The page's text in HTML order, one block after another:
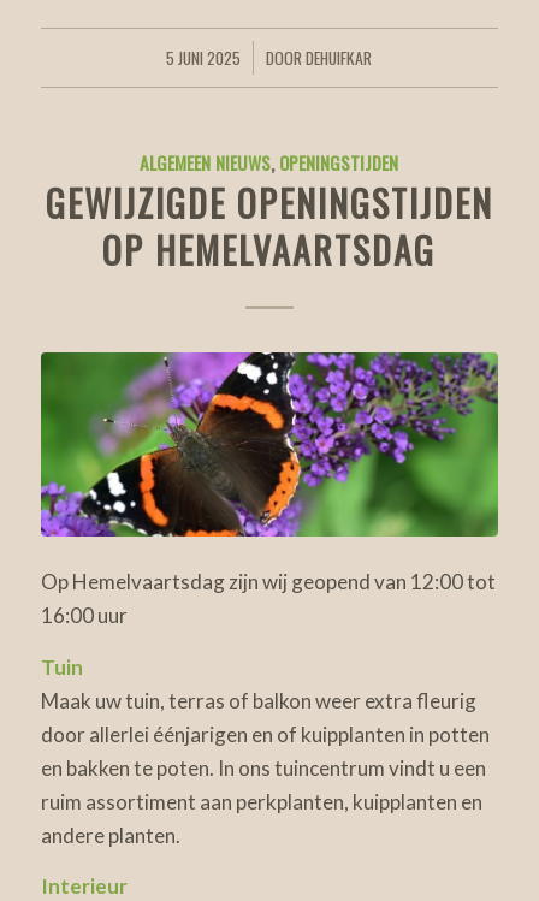
5 JUNI 2025
/ DOORDEHUIFKAR
ALGEMEEN NIEUWS,OPENINGSTIJDEN
GEWIJZIGDE OPENINGSTIJDEN
OP HEMELVAARTSDAG
Op Hemelvaartsdag zijn wij geopend van 12:00 tot
16:00 uur
Tuin
Maak uw tuin, terras of balkon weer extra fleurig
door allerlei éénjarigen en of kuipplanten in potten
en bakken te poten. In ons tuincentrum vindt u een
ruim assortiment aan perkplanten, kuipplanten en
andere planten.
Interieur